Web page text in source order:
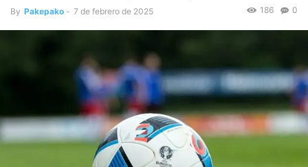
By Pakepako - 7 de febrero de 2025 0
186